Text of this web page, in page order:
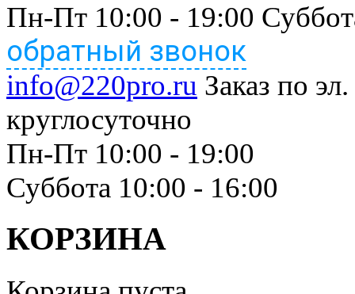
Пн-Пт 10:00 - 19:00
обратный звонок
info@220pro.ru Заказ по
круглосуточно
Пн-Пт 10:00 - 19:00
Суббота 10:00 - 16:00
КОРЗИНА